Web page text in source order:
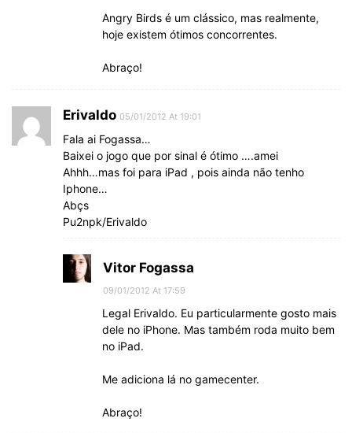
Angry Birds é um clássico, mas realmente,
hoje existem ótimos concorrentes.
Abraço!
Erivaldo 05/01/2012 At 19:01
Fala ai Fogassa…
Baixei o jogo que por sinal é ótimo ….amei
Ahhh…mas foi para iPad , pois ainda não tenho
Iphone…
Abçs
Pu2npk/Erivaldo
Vitor Fogassa
09/01/2012 At 17:59
Legal Erivaldo. Eu particularmente gosto mais
dele no iPhone. Mas também roda muito bem
no iPad.
Me adiciona lá no gamecenter.
Abraço!